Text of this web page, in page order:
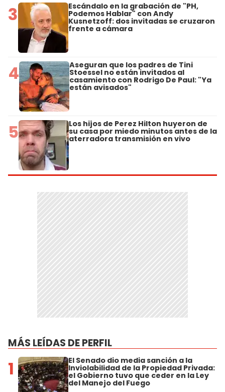
3 Escándalo en la grabación de "PH,
Podemos Hablar" con Andy
Kusnetzoff: dos invitadas se cruzaron
frente a cámara
4 Aseguran que los padres de Tini
Stoessel no están invitados al
casamiento con Rodrigo De Paul: "Ya
están avisados"
5 Los hijos de Perez Hilton huyeron de
su casa por miedo minutos antes de la
aterradora transmisión en vivo
MÁS LEÍDAS DE PERFIL
1 El Senado dio media sanción a la
Inviolabilidad de la Propiedad Privada:
el Gobierno tuvo que ceder en la Ley
del Manejo del Fuego